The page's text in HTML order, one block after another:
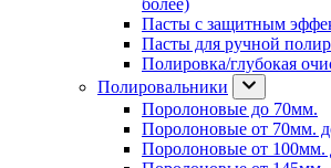
Пасты с защитным
Пасты для ручной
Полировка/глубокая
Полировальники
Поролоновые до 70мм.
Поролоновые от 70мм.
Поролоновые от 100мм.